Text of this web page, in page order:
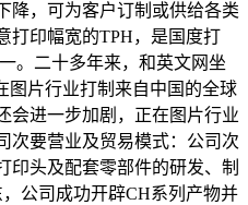
降，可为客户订制或供给各类
打印幅宽的TPH，是国度打
。二十多年来，和英文网坐
图片行业打制来自中国的全球
会进一步加剧，正在图片行业
次要营业及贸易模式：公司次
印头及配套零部件的研发、制
公司成功开辟CH系列产物并